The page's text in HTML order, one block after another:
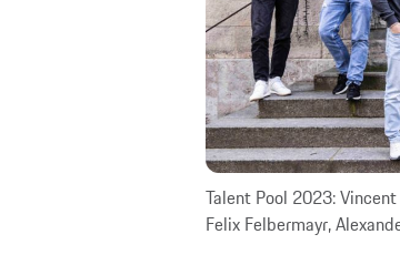
Talent Pool 2023:
Felix Felbermayr,